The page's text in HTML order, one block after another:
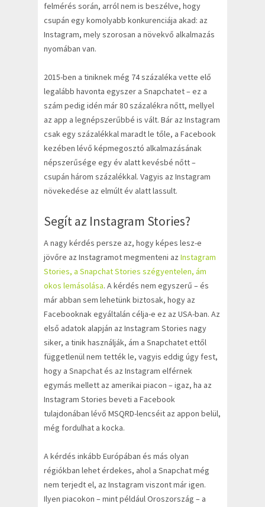
felmérés során, arról nem is beszélve, hogy
csupán egy komolyabb konkurenciája akad: az
Instagram, mely szorosan a növekvő alkalmazás
nyomában van.
2015-ben a tiniknek még 74 százaléka vette elő
legalább havonta egyszer a Snapchatet – ez a
szám pedig idén már 80 százalékra nőtt, mellyel
az app a legnépszerűbbé is vált. Bár az Instagram
csak egy százalékkal maradt le tőle, a Facebook
kezében lévő képmegosztó alkalmazásának
népszerűsége egy év alatt kevésbé nőtt –
csupán három százalékkal. Vagyis az Instagram
növekedése az elmúlt év alatt lassult.
Segít az Instagram Stories?
A nagy kérdés persze az, hogy képes lesz-e
jövőre az Instagramot megmenteni az Instagram
Stories, a Snapchat Stories szégyentelen, ám
okos lemásolása. A kérdés nem egyszerű – és
már abban sem lehetünk biztosak, hogy az
Facebooknak egyáltalán célja-e ez az USA-ban. Az
első adatok alapján az Instagram Stories nagy
siker, a tinik használják, ám a Snapchatet ettől
függetlenül nem tették le, vagyis eddig úgy fest,
hogy a Snapchat és az Instagram elférnek
egymás mellett az amerikai piacon – igaz, ha az
Instagram Stories beveti a Facebook
tulajdonában lévő MSQRD-lencséit az appon belül,
még fordulhat a kocka.
A kérdés inkább Európában és más olyan
régiókban lehet érdekes, ahol a Snapchat még
nem terjedt el, az Instagram viszont már igen.
Ilyen piacokon – mint például Oroszország – a